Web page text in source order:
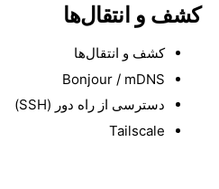
کشف و انتقال‌ها
کشف و انتقال‌ها
Bonjour / mDNS
دسترسی از راه دور (SSH)
Tailscale